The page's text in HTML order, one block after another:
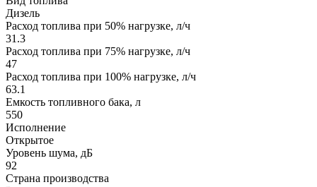
Дизель
Расход топлива при 50% нагрузке, л/ч
31.3
Расход топлива при 75% нагрузке, л/ч
47
Расход топлива при 100% нагрузке, л/ч
63.1
Емкость топливного бака, л
550
Исполнение
Открытое
Уровень шума, дБ
92
Страна производства